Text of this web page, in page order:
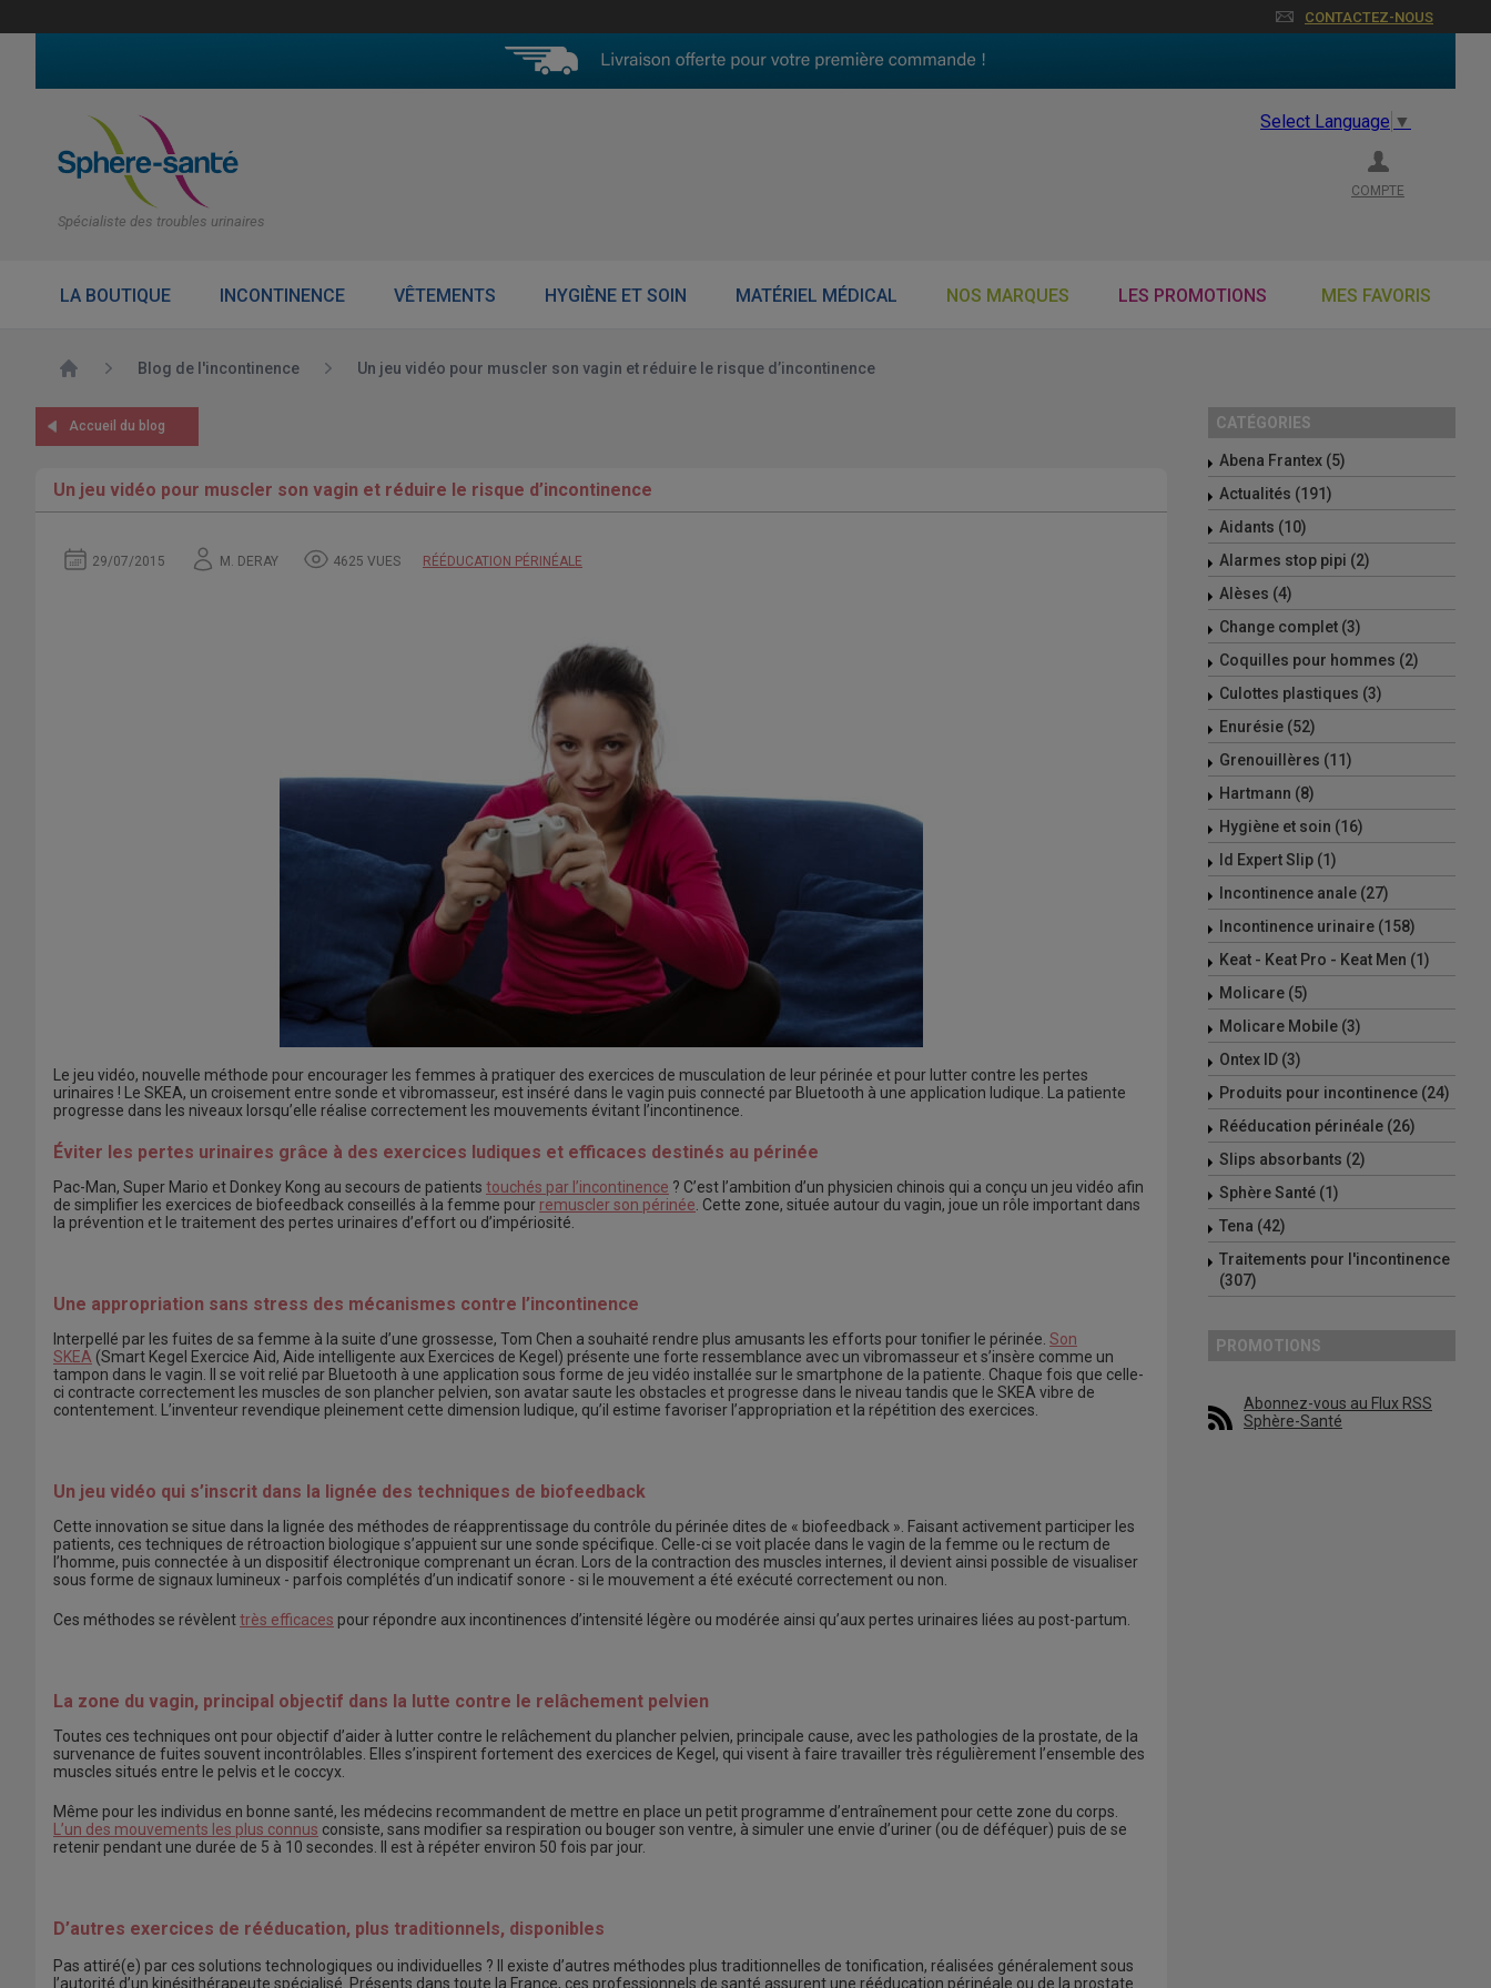
CONTACTEZ-NOUS
Spécialiste des troubles urinaires
Select Language ▼
COMPTE
LA BOUTIQUE INCONTINENCE VÊTEMENTS HYGIÈNE ET SOIN MATÉRIEL MÉDICAL NOS MARQUES LES PROMOTIONS MES FAVORIS
Accueil Blog de l'incontinence Un jeu vidéo pour muscler son vagin et réduire le risque d’incontinence
CATÉGORIES
Abena Frantex (5)
Actualités (191)
Aidants (10)
Alarmes stop pipi (2)
Alèses (4)
Change complet (3)
Coquilles pour hommes (2)
Culottes plastiques (3)
Enurésie (52)
Grenouillères (11)
Hartmann (8)
Hygiène et soin (16)
Id Expert Slip (1)
Incontinence anale (27)
Incontinence urinaire (158)
Keat - Keat Pro - Keat Men (1)
Molicare (5)
Molicare Mobile (3)
Ontex ID (3)
Produits pour incontinence (24)
Rééducation périnéale (26)
Slips absorbants (2)
Sphère Santé (1)
Tena (42)
Traitements pour l'incontinence
(307)
PROMOTIONS
Abonnez-vous au Flux RSS
Sphère-Santé
Accueil du blog
Un jeu vidéo pour muscler son vagin et réduire le risque d’incontinence
29/07/2015 M. DERAY 4625 VUES RÉÉDUCATION PÉRINÉALE
Le jeu vidéo, nouvelle méthode pour encourager les femmes à pratiquer des exercices de musculation de leur périnée et pour lutter contre les pertes
urinaires ! Le SKEA, un croisement entre sonde et vibromasseur, est inséré dans le vagin puis connecté par Bluetooth à une application ludique. La patiente
progresse dans les niveaux lorsqu’elle réalise correctement les mouvements évitant l’incontinence.
Éviter les pertes urinaires grâce à des exercices ludiques et efficaces destinés au périnée
Pac-Man, Super Mario et Donkey Kong au secours de patients touchés par l’incontinence ? C’est l’ambition d’un physicien chinois qui a conçu un jeu vidéo afin
de simplifier les exercices de biofeedback conseillés à la femme pour remuscler son périnée . Cette zone, située autour du vagin, joue un rôle important dans
la prévention et le traitement des pertes urinaires d’effort ou d’impériosité.
Une appropriation sans stress des mécanismes contre l’incontinence
Interpellé par les fuites de sa femme à la suite d’une grossesse, Tom Chen a souhaité rendre plus amusants les efforts pour tonifier le périnée. Son
SKEA (Smart Kegel Exercice Aid, Aide intelligente aux Exercices de Kegel) présente une forte ressemblance avec un vibromasseur et s’insère comme un
tampon dans le vagin. Il se voit relié par Bluetooth à une application sous forme de jeu vidéo installée sur le smartphone de la patiente. Chaque fois que celle-
ci contracte correctement les muscles de son plancher pelvien, son avatar saute les obstacles et progresse dans le niveau tandis que le SKEA vibre de
contentement. L’inventeur revendique pleinement cette dimension ludique, qu’il estime favoriser l’appropriation et la répétition des exercices.
Un jeu vidéo qui s’inscrit dans la lignée des techniques de biofeedback
Cette innovation se situe dans la lignée des méthodes de réapprentissage du contrôle du périnée dites de « biofeedback ». Faisant activement participer les
patients, ces techniques de rétroaction biologique s’appuient sur une sonde spécifique. Celle-ci se voit placée dans le vagin de la femme ou le rectum de
l’homme, puis connectée à un dispositif électronique comprenant un écran. Lors de la contraction des muscles internes, il devient ainsi possible de visualiser
sous forme de signaux lumineux - parfois complétés d’un indicatif sonore - si le mouvement a été exécuté correctement ou non.
Ces méthodes se révèlenttrès efficaces pour répondre aux incontinences d’intensité légère ou modérée ainsi qu’aux pertes urinaires liées au post-partum.
La zone du vagin, principal objectif dans la lutte contre le relâchement pelvien
Toutes ces techniques ont pour objectif d’aider à lutter contre le relâchement du plancher pelvien, principale cause, avec les pathologies de la prostate, de la
survenance de fuites souvent incontrôlables. Elles s’inspirent fortement des exercices de Kegel, qui visent à faire travailler très régulièrement l’ensemble des
muscles situés entre le pelvis et le coccyx.
Même pour les individus en bonne santé, les médecins recommandent de mettre en place un petit programme d’entraînement pour cette zone du corps.
L’un des mouvements les plus connus consiste, sans modifier sa respiration ou bouger son ventre, à simuler une envie d’uriner (ou de déféquer) puis de se
retenir pendant une durée de 5 à 10 secondes. Il est à répéter environ 50 fois par jour.
D’autres exercices de rééducation, plus traditionnels, disponibles
Pas attiré(e) par ces solutions technologiques ou individuelles ? Il existe d’autres méthodes plus traditionnelles de tonification, réalisées généralement sous
l’autorité d’un kinésithérapeute spécialisé. Présents dans toute la France, ces professionnels de santé assurent une rééducation périnéale ou de la prostate